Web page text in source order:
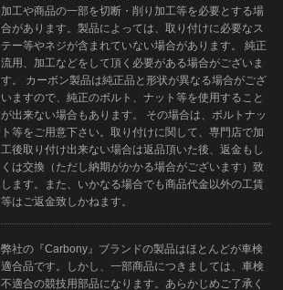
加工や商品の一部を切断・削り加工等を必要とする場
合があります。製品によっては、取り付けに必要なス
テー等やネジが含まれていない場合があります。 純正
流用、加工などをして頂く必要がある場合がございま
す。 カーボン製品は純正品と形状が異なる場合がござ
いますので、純正のボルト、ナット等を使用すること
が出来ない場合もあります。 その場合は、ボルトナッ
ト等をご用意下さい。取り付けに関して、専門店で加
工後取り付け出来ない場合は返品頂いた後、返金もし
くは交換（ただし納期がかかる場合がございます）致
します。また、いかなる場合でも商品代金以外の工賃
等はご返金致しかねます。
弊社の『Carbony』ブランドの製品はほとんどが車検
適合品です。しかし、一部商品につきましては、車検
不適合の競技用部品になります。あらかじめご了承く